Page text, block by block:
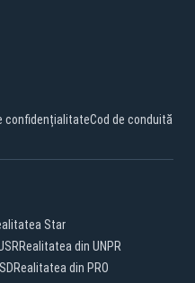
confidențialitateCod de conduită
Star
Realitatea din UNPR
Realitatea din PRO